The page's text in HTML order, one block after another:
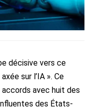
décisive vers ce
sur l’IA ». Ce
avec huit des
des États-